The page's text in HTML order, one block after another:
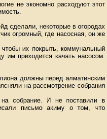
не экономно расходуют этот
сделали, некоторые в огородах
огромный, где насосная, он же
их покрыть, коммунальный
приходится качать насосом.
должны перед алматинским
на рассмотрение собрания
собрание. И не поставили в
письмо акиму о том, что